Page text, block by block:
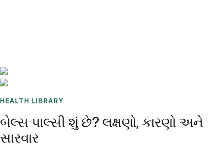
HEALTH LIBRARY
બેલ્સ પાલ્સી શું છે? લક્ષણો, કારણો અને
સારવાર